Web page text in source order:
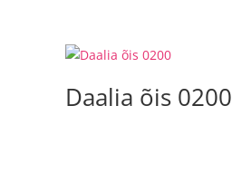
Daalia õis 0200